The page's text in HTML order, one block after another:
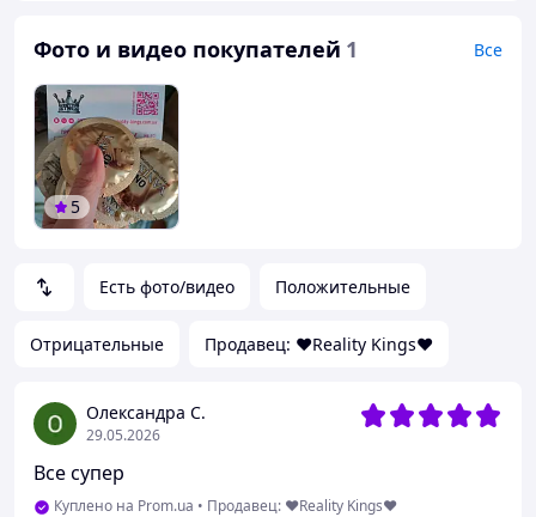
Есть фото/видео Положительные
Отрицательные Продавец: ❤️Reality Kings❤️
Олександра С.
29.05.2026
Все супер
Куплено на Prom.ua • Продавец: ❤️Reality Kings❤️
Фото и видео покупателей 1 Все
5